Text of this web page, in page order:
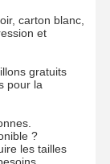
carton blanc,
et
gratuits
pour la
?
les tailles